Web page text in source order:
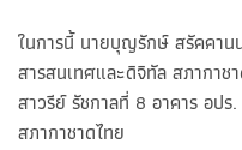
ในการนี้ นายบุญรักษ์ สรัคคาน
สารสนเทศและดิจิทัล สภากา
สาวรีย์ รัชกาลที่ 8 อาคาร อป
สภากาชาดไทย